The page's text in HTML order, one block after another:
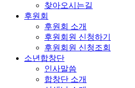
찾아오시는길
후원회
후원회 소개
후원회원 신청하기
후원회원 신청조회
소년합창단
인사말씀
합창단 소개